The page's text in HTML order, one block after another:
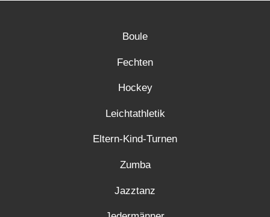
Boule
Fechten
Hockey
Leichtathletik
Eltern-Kind-Turnen
Zumba
Jazztanz